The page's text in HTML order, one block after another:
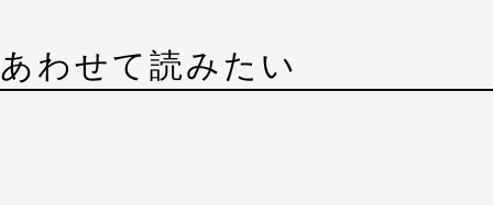
あわせて読みたい